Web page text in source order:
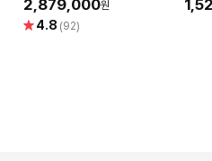
GAMING X7 A57L) AMD
게이밍컴퓨터 조립PC
2,879,000원
별 4.8 (92)